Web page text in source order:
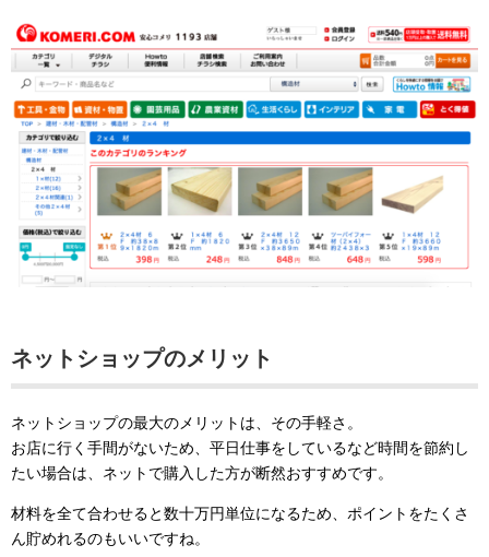
ネットショップのメリット
ネットショップの最大のメリットは、その手軽さ。
お店に行く手間がないため、平日仕事をしているなど時間を節約し
たい場合は、ネットで購入した方が断然おすすめです。
材料を全て合わせると数十万円単位になるため、ポイントをたくさ
ん貯めれるのもいいですね。